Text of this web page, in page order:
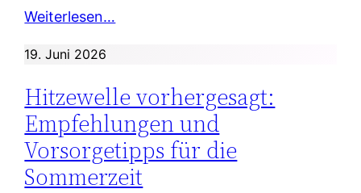
Weiterlesen…
19. Juni 2026
Hitzewelle vorhergesagt:
Empfehlungen und
Vorsorgetipps für die
Sommerzeit